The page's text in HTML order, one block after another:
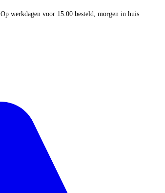
Op werkdagen voor 15.00 besteld, morgen in huis